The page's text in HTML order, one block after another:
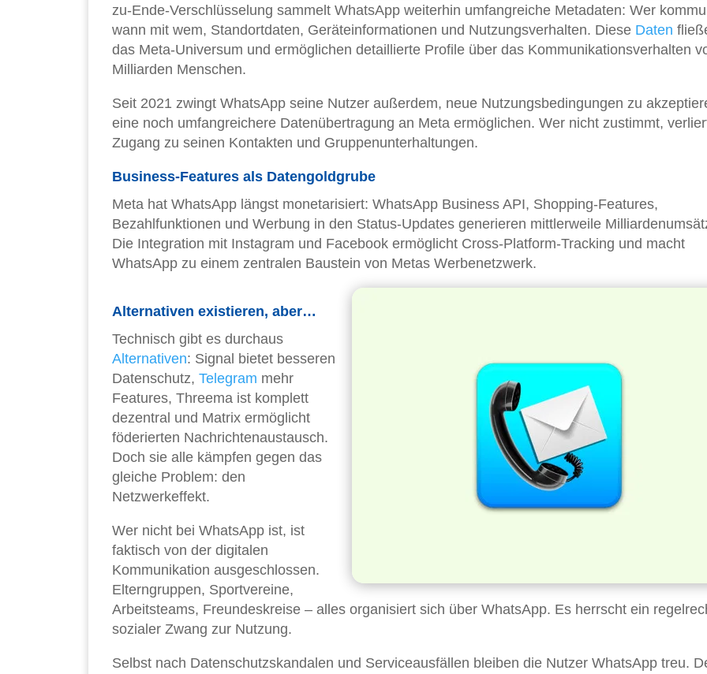
zu-Ende-Verschlüsselung sammelt WhatsApp weiterhin umfangreiche Metadaten: Wer
wann mit wem, Standortdaten, Geräteinformationen und Nutzungsverhalten. Diese Daten
das Meta-Universum und ermöglichen detaillierte Profile über das Kommunikationsverhalten
Milliarden Menschen.
Seit 2021 zwingt WhatsApp seine Nutzer außerdem, neue Nutzungsbedingungen zu
eine noch umfangreichere Datenübertragung an Meta ermöglichen. Wer nicht zustimmt,
Zugang zu seinen Kontakten und Gruppenunterhaltungen.
Business-Features als Datengoldgrube
Meta hat WhatsApp längst monetarisiert: WhatsApp Business API, Shopping-Features,
Bezahlfunktionen und Werbung in den Status-Updates generieren mittlerweile
Die Integration mit Instagram und Facebook ermöglicht Cross-Platform-Tracking und macht
WhatsApp zu einem zentralen Baustein von Metas Werbenetzwerk.
Alternativen existieren, aber…
Technisch gibt es durchaus
Alternativen: Signal bietet besseren
Datenschutz, Telegram mehr
Features, Threema ist komplett
dezentral und Matrix ermöglicht
föderierten Nachrichtenaustausch.
Doch sie alle kämpfen gegen das
gleiche Problem: den
Netzwerkeffekt.
Wer nicht bei WhatsApp ist, ist
faktisch von der digitalen
Kommunikation ausgeschlossen.
Elterngruppen, Sportvereine,
Arbeitsteams, Freundeskreise – alles organisiert sich über WhatsApp. Es herrscht ein
sozialer Zwang zur Nutzung.
Selbst nach Datenschutzskandalen und Serviceausfällen bleiben die Nutzer WhatsApp treu.